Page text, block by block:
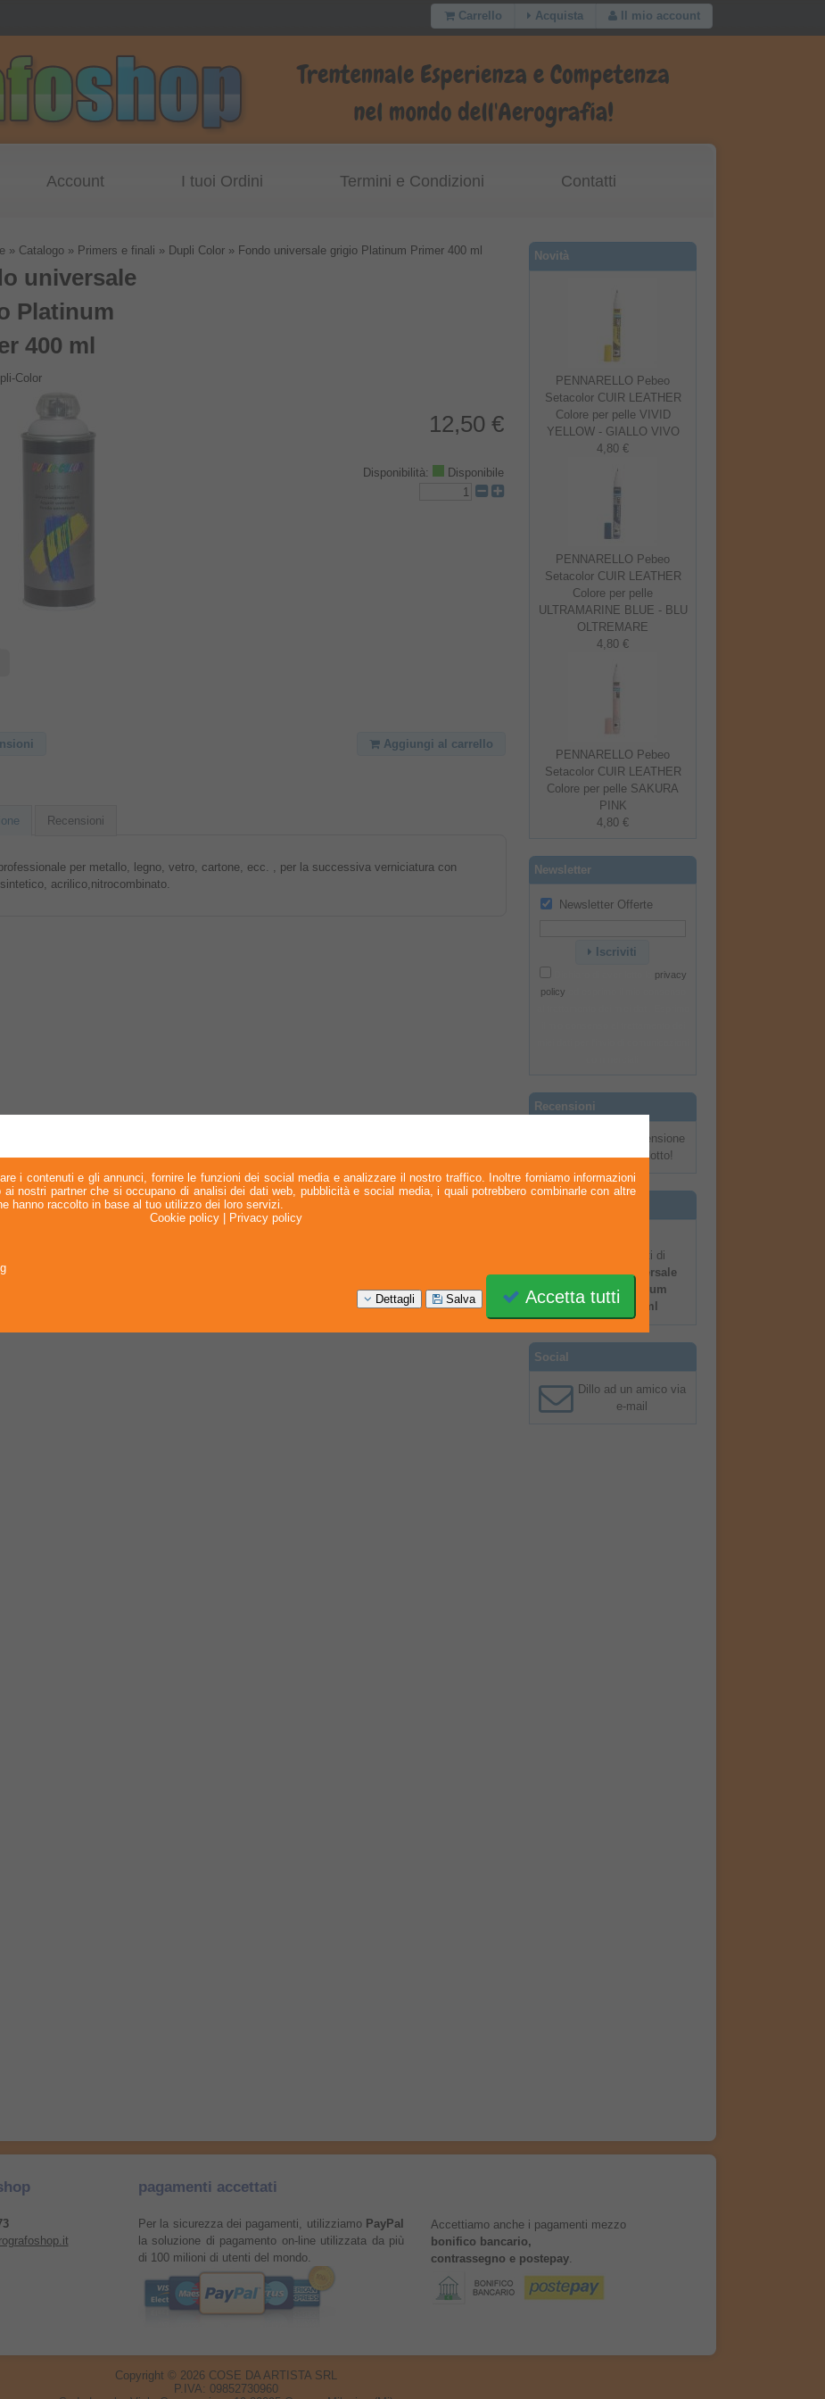
Carrello Acquista Il mio account
Account I tuoi Ordini Termini e Condizioni Contatti
» Catalogo» Primers e finali » Dupli Color» Fondo universale grigio Platinum Primer 400 ml
universale
Platinum
400 ml
Color
12,50 €
Disponibilità: Disponibile
Aggiungi al carrello
Recensioni
per metallo, legno, vetro, cartone, ecc. , per la successiva verniciatura con
acrilico,nitrocombinato.
Novità
PENNARELLO Pebeo
Setacolor CUIR LEATHER
Colore per pelle VIVID
YELLOW - GIALLO VIVO
4,80 €
PENNARELLO Pebeo
Setacolor CUIR LEATHER
Colore per pelle
ULTRAMARINE BLUE - BLU
OLTREMARE
4,80 €
PENNARELLO Pebeo
Setacolor CUIR LEATHER
Colore per pelle SAKURA
PINK
4,80 €
Newsletter
Newsletter Offerte
Iscriviti
privacy
policy
Recensioni
Scrivi una recensione
su questo prodotto!
aggiornamenti di
Fondo universale
grigio Platinum
Primer 400 ml
Social
Dillo ad un amico via
e-mail
pagamenti accettati
Per la sicurezza dei pagamenti, utilizziamo PayPal
la soluzione di pagamento on-line utilizzata da più
di 100 milioni di utenti del mondo.
Accettiamo anche i pagamenti mezzo
bonifico bancario,
contrassegno e postepay.
Copyright © 2026 COSE DA ARTISTA SRL
P.IVA: 09852730960
i contenuti e gli annunci, fornire le funzioni dei social media e analizzare il nostro traffico. Inoltre forniamo informazioni
nostri partner che si occupano di analisi dei dati web, pubblicità e social media, i quali potrebbero combinarle con altre
hanno raccolto in base al tuo utilizzo dei loro servizi.
Cookie policy|
Privacy policy
Dettagli Salva Accetta tutti